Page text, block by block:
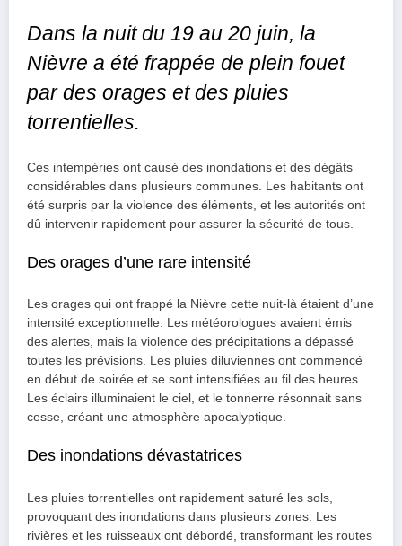
Dans la nuit du 19 au 20 juin, la
Nièvre a été frappée de plein fouet
par des orages et des pluies
torrentielles.
Ces intempéries ont causé des inondations et des dégâts
considérables dans plusieurs communes. Les habitants ont
été surpris par la violence des éléments, et les autorités ont
dû intervenir rapidement pour assurer la sécurité de tous.
Des orages d’une rare intensité
Les orages qui ont frappé la Nièvre cette nuit-là étaient d’une
intensité exceptionnelle. Les météorologues avaient émis
des alertes, mais la violence des précipitations a dépassé
toutes les prévisions. Les pluies diluviennes ont commencé
en début de soirée et se sont intensifiées au fil des heures.
Les éclairs illuminaient le ciel, et le tonnerre résonnait sans
cesse, créant une atmosphère apocalyptique.
Des inondations dévastatrices
Les pluies torrentielles ont rapidement saturé les sols,
provoquant des inondations dans plusieurs zones. Les
rivières et les ruisseaux ont débordé, transformant les routes